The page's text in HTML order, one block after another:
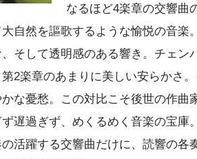
なるほど4楽章の交響曲
自然を謳歌するような愉悦の音
、そして透明感のある響き。チェ
2楽章のあまりに美しい安らかさ
な憂愁。この対比こそ後世の作
遅過ぎず、めくるめく音楽の宝庫
活躍する交響曲だけに、読響の各